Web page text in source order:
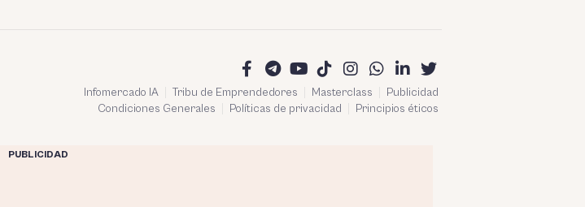
Infomercado IA Tribu de Emprendedores Masterclass
Publicidad
Condiciones Generales
Políticas de privacidad Principios éticos
PUBLICIDAD